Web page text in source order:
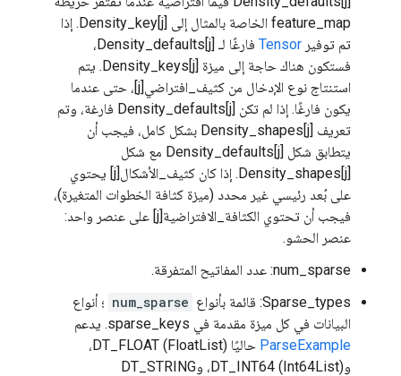
feature_map الخاصة بالمثال إلى Density_key[j]. إذا
تم توفير Tensor
فارغًا لـ Density_defaults[j]،
فستكون هناك حاجة إلى ميزة Density_keys[j]. يتم
استنتاج نوع الإدخال من كثيف_افتراضي[j]، حتى عندما
يكون فارغًا. إذا لم تكن Density_defaults[j] فارغة، وتم
تعريف Density_shapes[j] بشكل كامل، فيجب أن
يتطابق شكل Density_defaults[j] مع شكل
Density_shapes[j]. إذا كان كثيف_الأشكال[j] يحتوي
على بُعد رئيسي غير محدد (ميزة كثافة الخطوات المتغيرة)،
فيجب أن تحتوي الكثافة_الافتراضية[j] على عنصر واحد:
عنصر الحشو.
num_sparse: عدد المفاتيح المتفرقة.
Sparse_types: قائمة بأنواع
num_sparse ؛ أنواع
البيانات في كل ميزة مقدمة في sparse_keys. يدعم
ParseExample
حاليًا DT_FLOAT (FloatList)،
وDT_INT64 (Int64List)، وDT_STRING